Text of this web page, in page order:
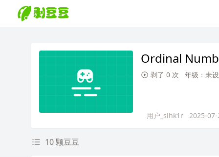
Ordinal
剥了 0 次 年级：未
用户_slhk1r 2025-
10 颗豆豆